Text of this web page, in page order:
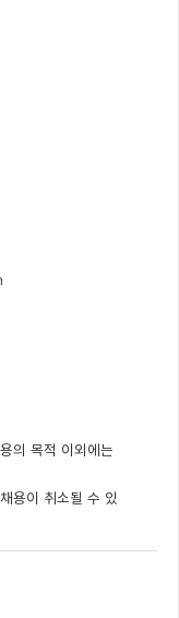
의 목적 이외에는
용이 취소될 수 있